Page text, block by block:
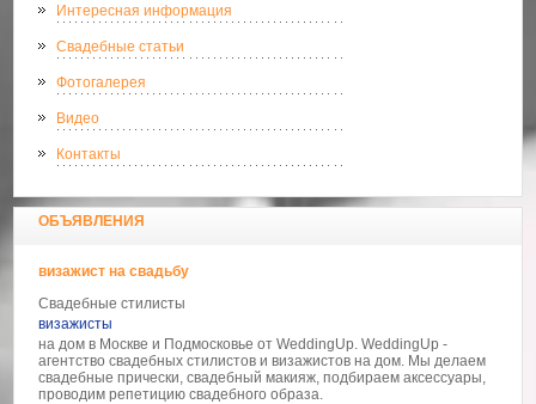
Интересная информация
Свадебные статьи
Фотогалерея
Видео
Контакты
ОБЪЯВЛЕНИЯ
визажист на свадьбу
Свадебные стилисты
визажисты
на дом в Москве и Подмосковье от WeddingUp. WeddingUp -
агентство свадебных стилистов и визажистов на дом. Мы делаем
свадебные прически, свадебный макияж, подбираем аксессуары,
проводим репетицию свадебного образа.